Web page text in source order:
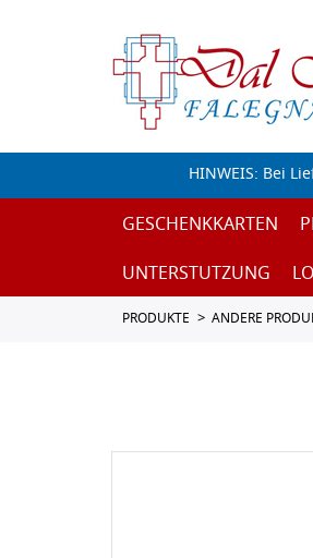
HINWEIS: Bei
GESCHENKKARTEN
UNTERSTUTZUNG
PRODUKTE ANDERE